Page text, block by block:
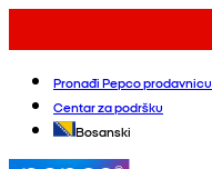
Pronađi Pepco prodavnicu
Centar za podršku
Bosanski